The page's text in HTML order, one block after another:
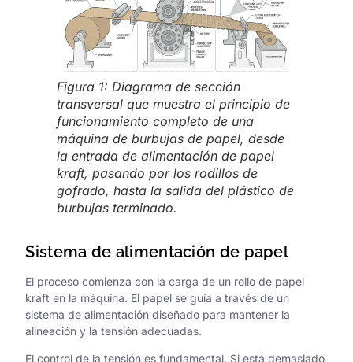
Figura 1: Diagrama de sección
transversal que muestra el principio de
funcionamiento completo de una
máquina de burbujas de papel, desde
la entrada de alimentación de papel
kraft, pasando por los rodillos de
gofrado, hasta la salida del plástico de
burbujas terminado.
Sistema de alimentación de papel
El proceso comienza con la carga de un rollo de papel
kraft en la máquina. El papel se guía a través de un
sistema de alimentación diseñado para mantener la
alineación y la tensión adecuadas.
El control de la tensión es fundamental. Si está demasiado